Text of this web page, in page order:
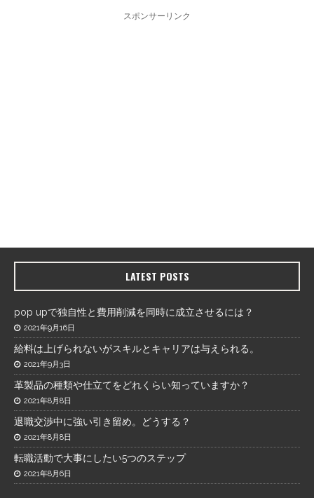
スポンサーリンク
LATEST POSTS
pop upで独自性と費用削減を同時に成立させるには？
2021年9月16日
給料は上げられないがスキルとキャリアは与えられる。
2021年9月3日
革製品の種類や仕立てをどれくらい知っていますか？
2021年8月8日
退職交渉中に強い引き留め。どうする？
2021年8月8日
転職活動で大事にしたい5つのステップ
2021年8月6日